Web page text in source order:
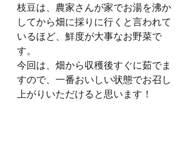
枝豆は、農家さんが家でお湯を沸か
してから畑に採りに行くと言われて
いるほど、鮮度が大事なお野菜で
す。
今回は、畑から収穫後すぐに茹でま
すので、一番おいしい状態でお召し
上がりいただけると思います！